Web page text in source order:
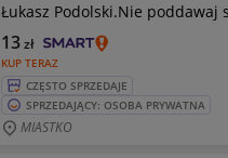
Łukasz Podolski.Nie poddawaj
KUP TERAZ
13zł
CZĘSTO SPRZEDAJE
SPRZEDAJĄCY: OSOBA PRYWATNA
MIASTKO